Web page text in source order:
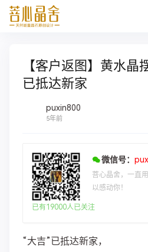
【客户返图】黄水晶
已抵达新家
puxin800
5年前
微信号：
菩心晶舍，一直
以感动你！
已有19000人已关注
“大吉”已抵达新家，